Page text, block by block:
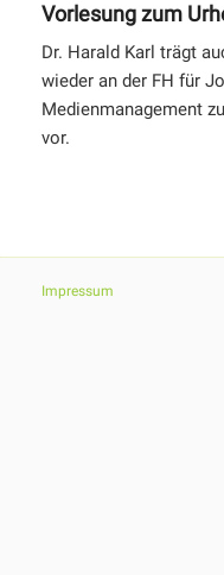
Vorlesung zum
Dr. Harald Karl trägt
wieder an der FH für
Medienmanagement
vor.
Impressum